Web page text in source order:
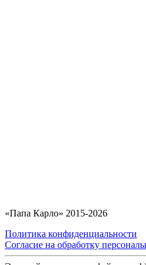
«Папа Карло» 2015-2026
Политика конфиденциальности
Согласие на обработку